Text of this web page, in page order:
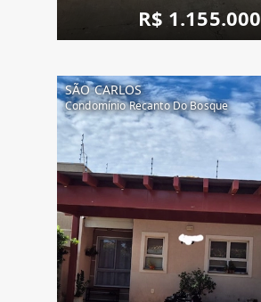
R$ 1.155.000
SÃO CARLOS
Condomínio Recanto Do Bosque